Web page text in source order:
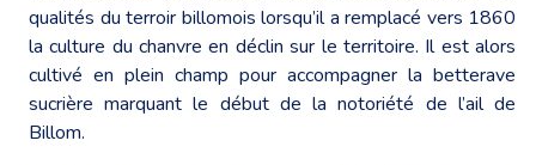
qualités du terroir billomois lorsqu’il a remplacé vers 1860
la culture du chanvre en déclin sur le territoire. Il est alors
cultivé en plein champ pour accompagner la betterave
sucrière marquant le début de la notoriété de l’ail de
Billom.